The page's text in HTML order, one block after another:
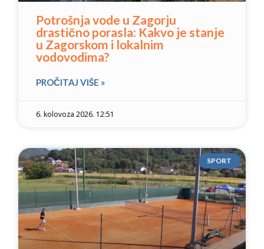
Potrošnja vode u Zagorju
drastično porasla: Kakvo je stanje
u Zagorskom i lokalnim
vodovodima?
PROČITAJ VIŠE »
6. kolovoza 2026. 12:51
SPORT